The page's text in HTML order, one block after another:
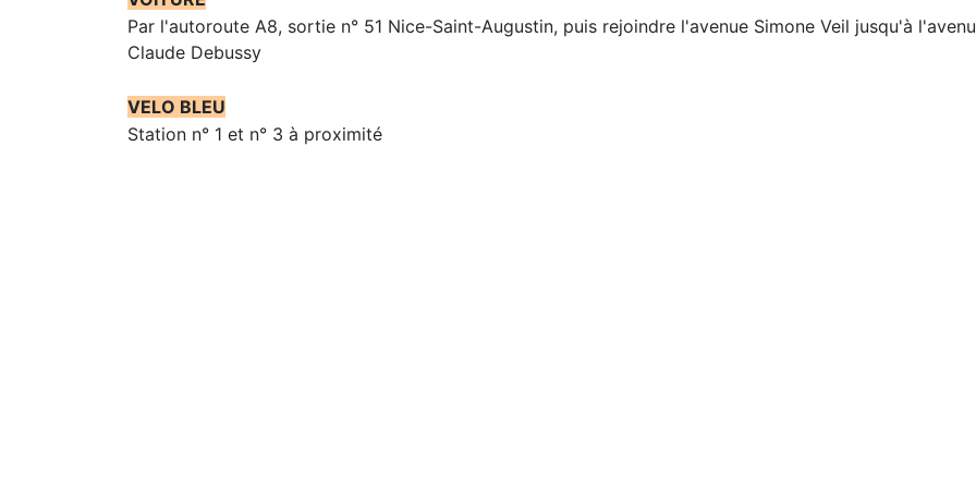
Par l'autoroute A8, sortie n° 51 Nice-Saint-Augustin, puis rejoindre l'avenue Simone Veil jusqu'à
Claude Debussy
VELO BLEU
Station n° 1 et n° 3 à proximité